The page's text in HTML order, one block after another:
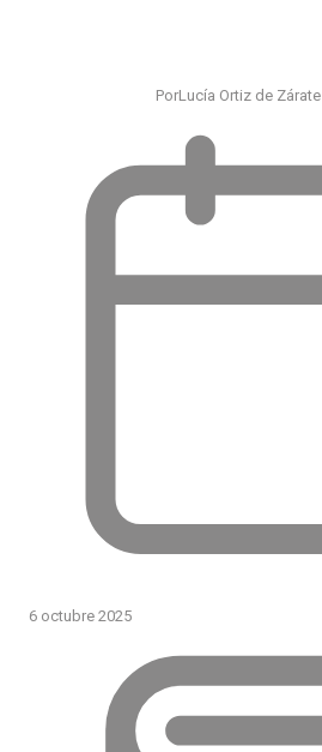
PorLucía Ortiz de Zárate
6 octubre 2025